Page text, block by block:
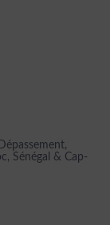
Dépassement,
Sénégal & Cap-